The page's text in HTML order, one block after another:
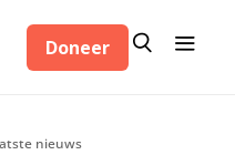
Doneer Zoeken
Zoeken
nieuws